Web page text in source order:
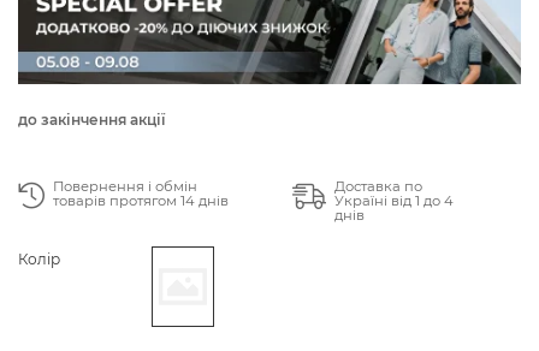
до закінчення акції
Повернення і обмін
товарів протягом 14 днів
Доставка по
Україні від 1 до 4
днів
Колір